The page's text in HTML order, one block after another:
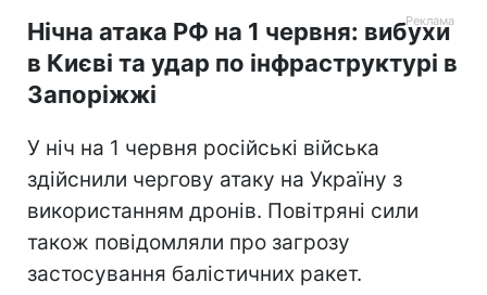
Нічна атака РФ на 1 червня: вибухи
в Києві та удар по інфраструктурі в
Запоріжжі
У ніч на 1 червня російські війська
здійснили чергову атаку на Україну з
використанням дронів. Повітряні сили
також повідомляли про загрозу
застосування балістичних ракет.